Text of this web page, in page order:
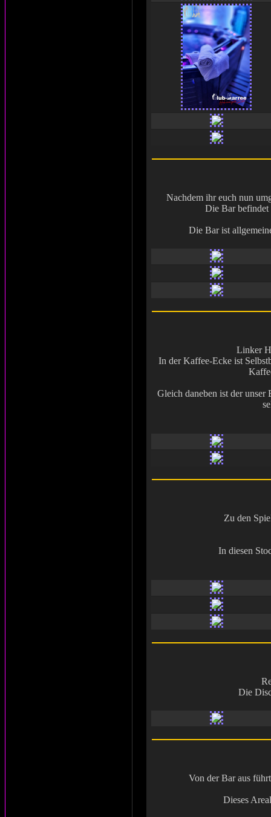
Nachdem ihr euch nun
Die Bar befindet
Die Bar ist
Linker
In der Kaffee-Ecke ist
Gleich daneben ist der
Zu den
In diesen
Die
Von der Bar aus
Dieses